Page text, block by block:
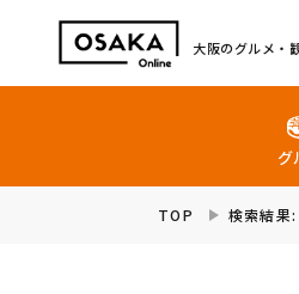
大阪のグルメ・
グ
TOP 検索結果